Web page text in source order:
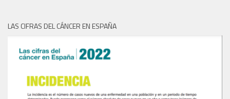
LAS CIFRAS DEL CÁNCER EN ESPAÑA